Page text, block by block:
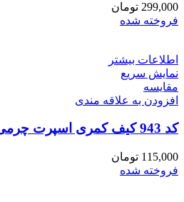
299,000 تومان
فروخته شده
اطلاعات بیشتر
نمایش سریع
مقايسه
افزودن به علاقه مندی
کد 943 کیف کمری اسپرت چرمی مونت بلانک
115,000 تومان
فروخته شده